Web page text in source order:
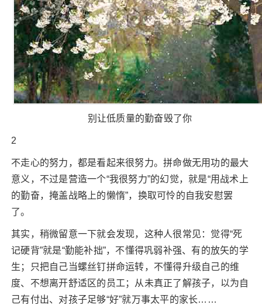
别让低质量的勤奋毁了你
2
不走心的努力，都是看起来很努力。拼命做无用功的最大
意义，不过是营造一个“我很努力”的幻觉，就是“用战术上
的勤奋，掩盖战略上的懒惰”，换取可怜的自我安慰罢
了。
其实，稍微留意一下就会发现，这种人很常见：觉得“死
记硬背”就是“勤能补拙”，不懂得巩弱补强、有的放矢的学
生；只把自己当螺丝钉拼命运转，不懂得升级自己的维
度、不想离开舒适区的员工；从未真正了解孩子，以为自
己有付出、对孩子足够“好”就万事太平的家长……